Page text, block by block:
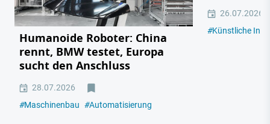
Humanoide Roboter: China
rennt, BMW testet, Europa
sucht den Anschluss
28.07.2026
#Maschinenbau #Automatisierung
26.07.2026
#Künstliche